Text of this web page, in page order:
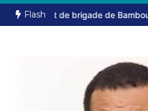
Flash
de brigade de Bambouti